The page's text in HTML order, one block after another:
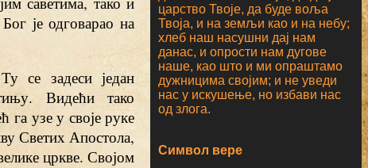
је одговарао на
се задеси један
Видећи тако
га узе у своје руке
Светих Апостола,
цркве. Својом
царство Твоје, да буде воља
Твоја, и на земљи као и на небу;
хлеб наш насушни дај нам
данас, и опрости нам дугове
наше, као што и ми опраштамо
дужницима својим; и не уведи
нас у искушење, но избави нас
од злога.
Символ вере